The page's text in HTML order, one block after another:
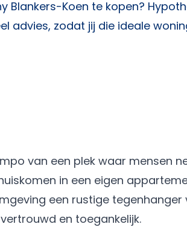
Blankers-Koen te kopen?
advies, zodat jij die ideale
van een plek waar mensen
in een eigen
een rustige tegenhanger
en toegankelijk.